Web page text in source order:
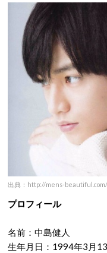
出典：http://mens-beautiful.com/
プロフィール
名前：中島健人
生年月日：1994年3月